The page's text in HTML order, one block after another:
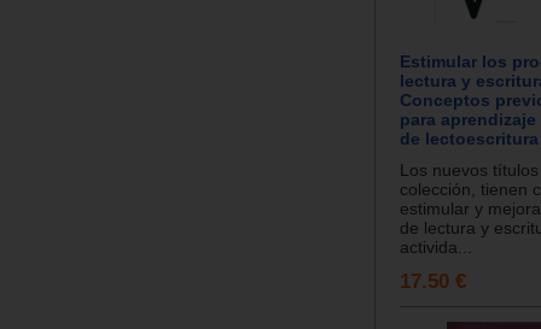
Estimular los
lectura y
Conceptos
para
de lectoescritura
Los nuevos
colección, tienen
estimular y
de lectura y
activida...
17.50 €